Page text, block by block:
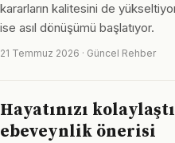
kararların kalitesini de
ise asıl dönüşümü başlatıyor.
21 Temmuz 2026 · Güncel Rehber
Hayatınızı
ebeveynlik önerisi